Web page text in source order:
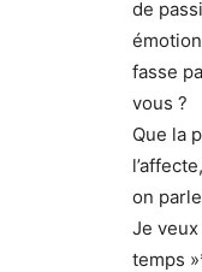
de
fasse
vous ?
Que la
on
Je
temps